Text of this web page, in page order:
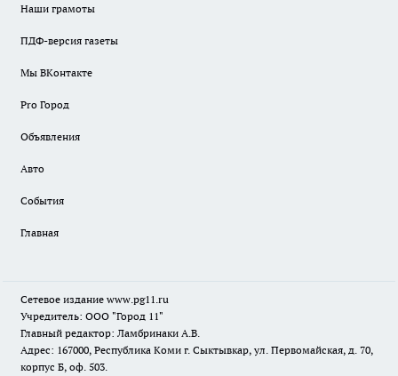
Наши грамоты
ПДФ-версия газеты
Мы ВКонтакте
Pro Город
Объявления
Авто
События
Главная
Сетевое издание www.pg11.ru
Учредитель: ООО "Город 11"
Главный редактор: Ламбринаки А.В.
Адрес: 167000, Республика Коми г. Сыктывкар, ул. Первомайская, д. 70,
корпус Б, оф. 503.